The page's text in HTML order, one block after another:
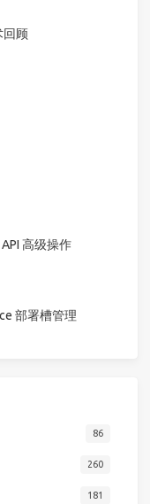
回顾
高级操作
部署槽管理
86
260
181